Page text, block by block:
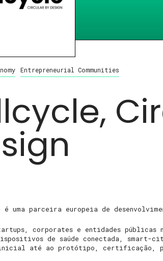
Entrepreneurial Communities
é uma parceira europeia de
corporates e entidades
de saúde conectada, smart-
até ao protótipo, certificação,